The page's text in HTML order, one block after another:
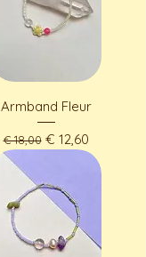
Armband Fleur
Standardpreis
€ 18,00 Sale-Preis
€ 12,60